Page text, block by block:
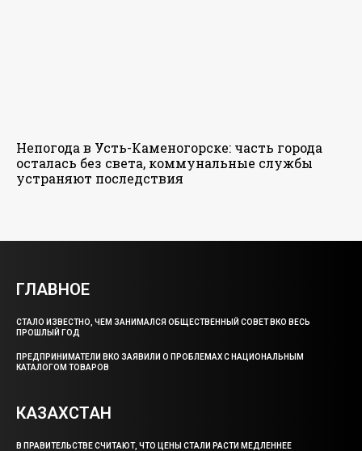
Непогода в Усть-Каменогорске: часть города
осталась без света, коммунальные службы
устраняют последствия
ГЛАВНОЕ
СТАЛО ИЗВЕСТНО, ЧЕМ ЗАНИМАЛСЯ ОБЩЕСТВЕННЫЙ СОВЕТ ВКО ВЕСЬ
ПРОШЛЫЙ ГОД
ПРЕДПРИНИМАТЕЛИ ВКО ЗАЯВИЛИ О ПРОБЛЕМАХ С НАЦИОНАЛЬНЫМ
КАТАЛОГОМ ТОВАРОВ
КАЗАХСТАН
В ПРАВИТЕЛЬСТВЕ СЧИТАЮТ, ЧТО ЦЕНЫ СТАЛИ РАСТИ МЕДЛЕННЕЕ